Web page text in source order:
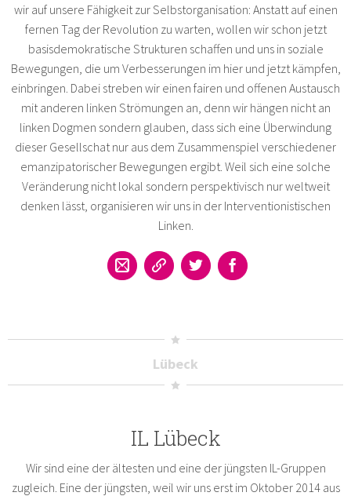
wir auf unsere Fähigkeit zur Selbstorganisation: Anstatt auf einen
fernen Tag der Revolution zu warten, wollen wir schon jetzt
basisdemokratische Strukturen schaffen und uns in soziale
Bewegungen, die um Verbesserungen im hier und jetzt kämpfen,
einbringen. Dabei streben wir einen fairen und offenen Austausch
mit anderen linken Strömungen an, denn wir hängen nicht an
linken Dogmen sondern glauben, dass sich eine Überwindung
dieser Gesellschat nur aus dem Zusammenspiel verschiedener
emanzipatorischer Bewegungen ergibt. Weil sich eine solche
Veränderung nicht lokal sondern perspektivisch nur weltweit
denken lässt, organisieren wir uns in der Interventionistischen
Linken.
Lübeck
IL Lübeck
Wir sind eine der ältesten und eine der jüngsten IL-Gruppen
zugleich. Eine der jüngsten, weil wir uns erst im Oktober 2014 aus